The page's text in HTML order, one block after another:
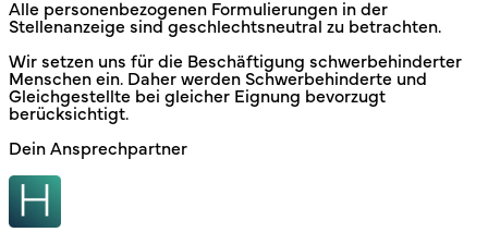
Alle personenbezogenen Formulierungen in der
Stellenanzeige sind geschlechtsneutral zu betrachten.
Wir setzen uns für die Beschäftigung schwerbehinderter
Menschen ein. Daher werden Schwerbehinderte und
Gleichgestellte bei gleicher Eignung bevorzugt
berücksichtigt.
Dein Ansprechpartner